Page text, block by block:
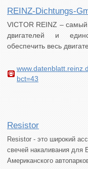
REINZ-Dichtungs-
VICTOR REINZ –
двигателей и
обеспечить весь
bct=43
Resistor
Resistor - это широкий
свечей накаливания для
Американского